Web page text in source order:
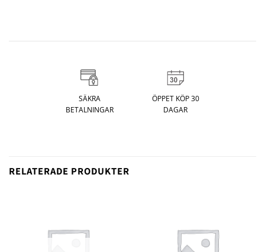
SÄKRA
BETALNINGAR
ÖPPET KÖP 30
DAGAR
RELATERADE PRODUKTER